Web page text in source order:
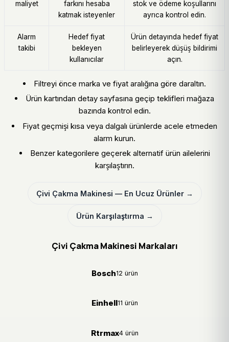
maliyet
farkını hesaba
katmak isteyenler
stok ve ödeme koşullarını
ayrıca kontrol edin.
Alarm
takibi
Hedef fiyat
bekleyen
kullanıcılar
Ürün detayında hedef fiyat
belirleyerek düşüş bildirimi
açın.
Filtreyi önce marka ve fiyat aralığına göre daraltın.
Ürün kartından detay sayfasına geçip teklifleri mağaza
bazında kontrol edin.
Fiyat geçmişi kısa veya dalgalı ürünlerde acele etmeden
alarm kurun.
Benzer kategorilere geçerek alternatif ürün ailelerini
karşılaştırın.
Çivi Çakma Makinesi — En Ucuz Ürünler →
Ürün Karşılaştırma →
Çivi Çakma Makinesi Markaları
Bosch12 ürün
Einhell11 ürün
Rtrmax4 ürün